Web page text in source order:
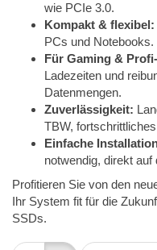
wie PCIe 3.0.
Kompakt & flexibel:
PCs und Notebooks.
Für Gaming &
Ladezeiten und
Datenmengen.
Zuverlässigkeit:
TBW,
Einfache
notwendig, direkt
Profitieren Sie von den
Ihr System fit für die
SSDs.